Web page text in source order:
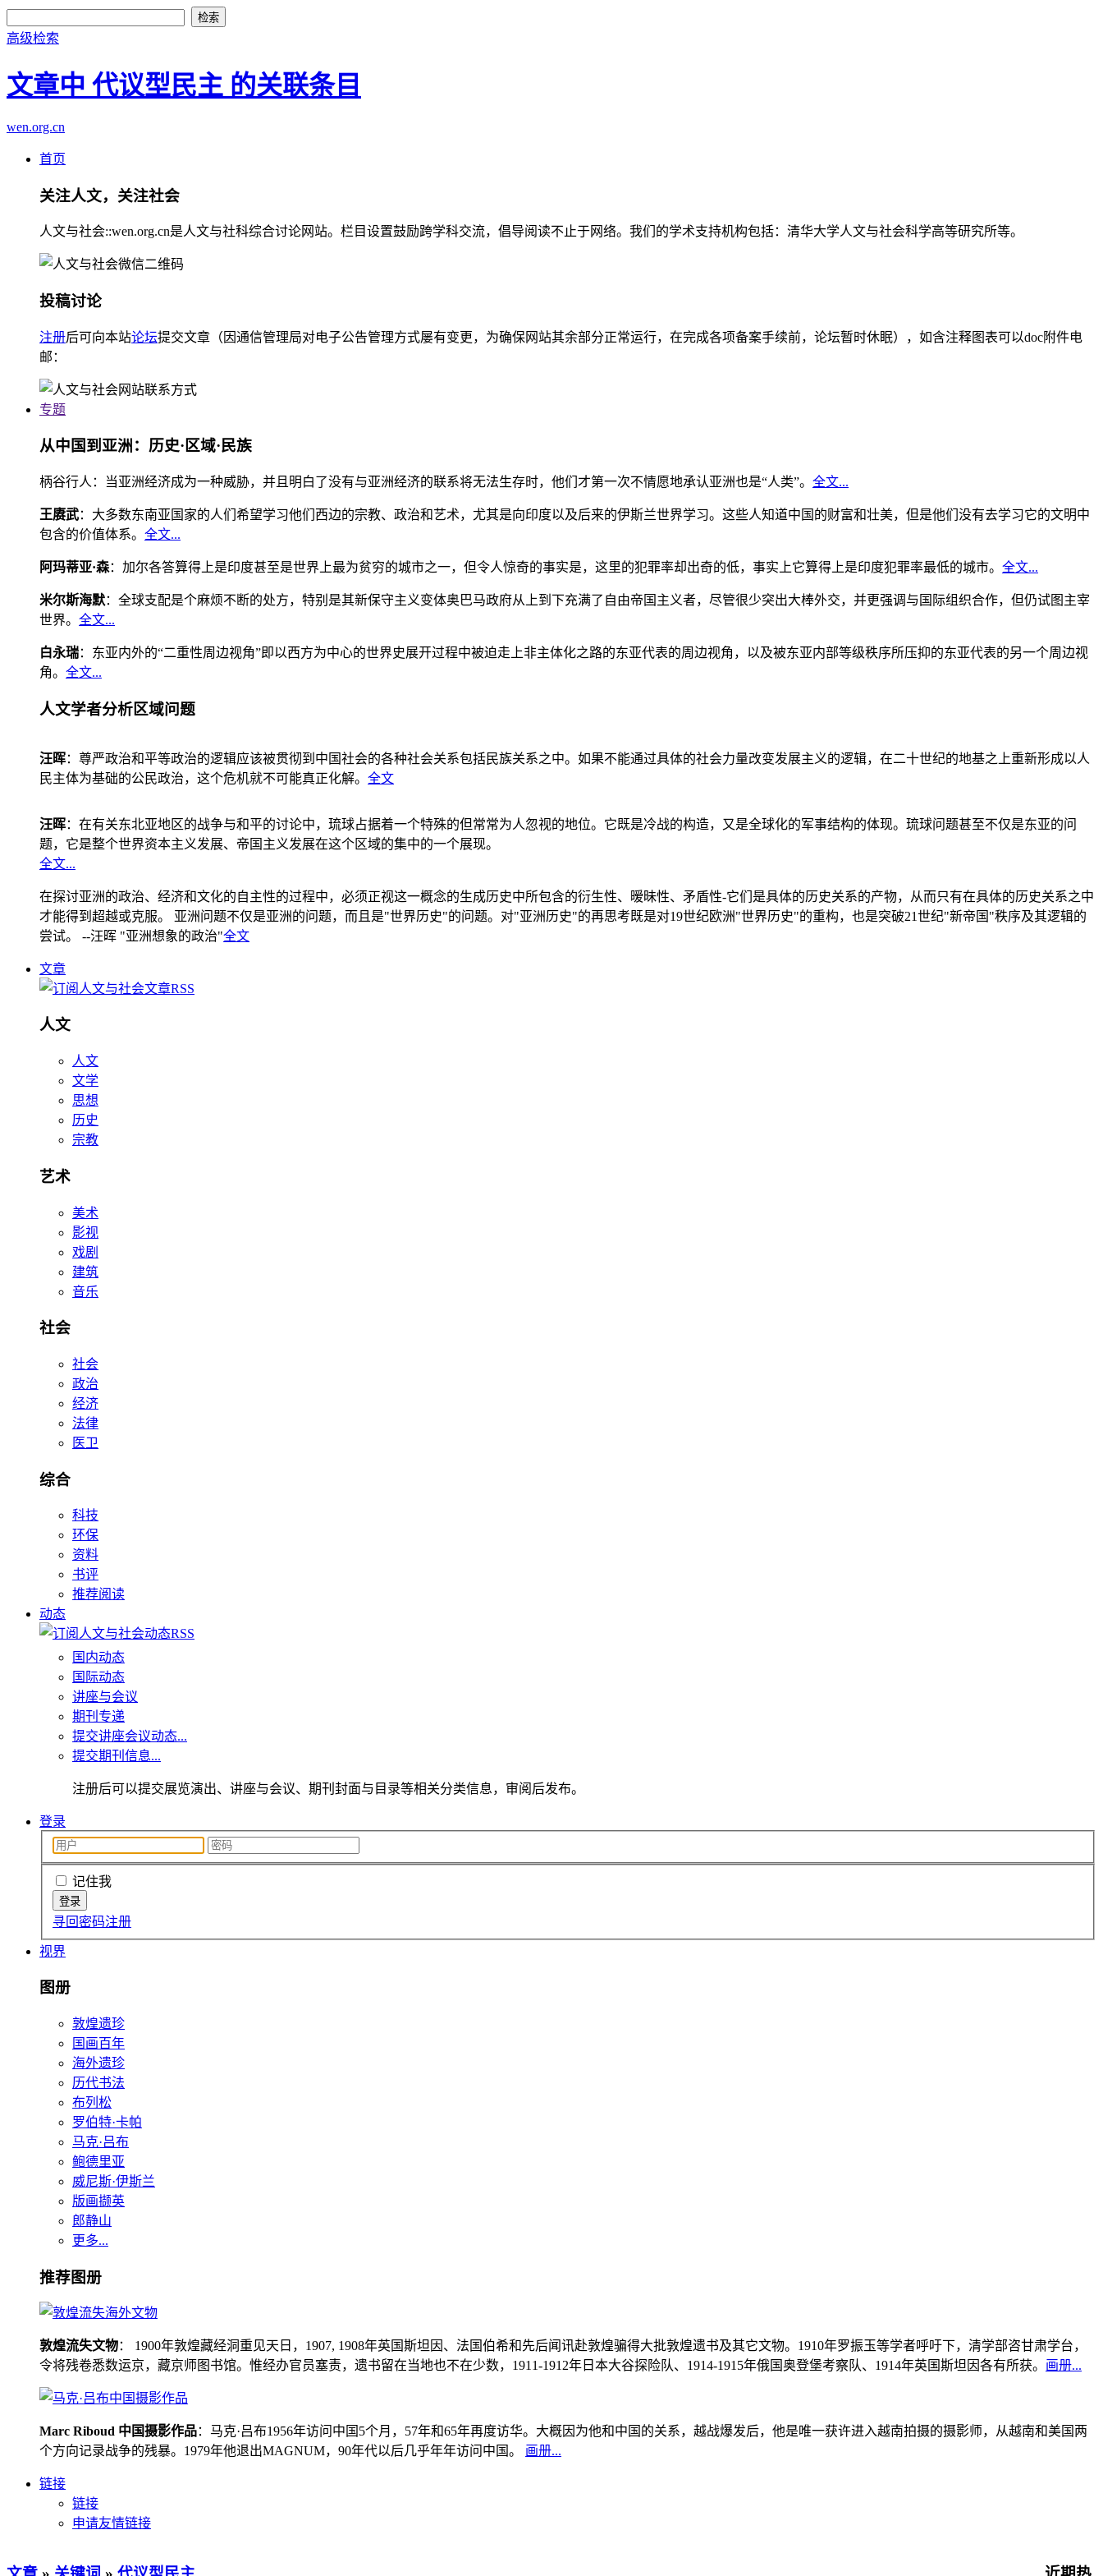
高级检索
文章中 代议型民主 的关联条目
wen.org.cn
首页
关注人文，关注社会
人文与社会::wen.org.cn是人文与社科综合讨论网站。栏目设置鼓励跨学科交流，倡导阅读不止于网络。我们的学术支持机构包括：清华大学人文与社会科学高等研究所等。
投稿讨论
注册后可向本站论坛提交文章（因通信管理局对电子公告管理方式屡有变更，为确保网站其余部分正常运行，在完成各项备案手续前，论坛暂时休眠），如含注释图表可以doc附件电
邮：
专题
从中国到亚洲：历史·区域·民族
柄谷行人：当亚洲经济成为一种威胁，并且明白了没有与亚洲经济的联系将无法生存时，他们才第一次不情愿地承认亚洲也是“人类”。 全文...
王赓武：大多数东南亚国家的人们希望学习他们西边的宗教、政治和艺术，尤其是向印度以及后来的伊斯兰世界学习。这些人知道中国的财富和壮美，但是他们没有去学习它的文明中
包含的价值体系。 全文...
阿玛蒂亚·森：加尔各答算得上是印度甚至是世界上最为贫穷的城市之一，但令人惊奇的事实是，这里的犯罪率却出奇的低，事实上它算得上是印度犯罪率最低的城市。 全文...
米尔斯海默：全球支配是个麻烦不断的处方，特别是其新保守主义变体奥巴马政府从上到下充满了自由帝国主义者，尽管很少突出大棒外交，并更强调与国际组织合作，但仍试图主宰
世界。 全文...
白永瑞：东亚内外的“二重性周边视角”即以西方为中心的世界史展开过程中被迫走上非主体化之路的东亚代表的周边视角，以及被东亚内部等级秩序所压抑的东亚代表的另一个周边视
角。 全文...
人文学者分析区域问题
汪晖：尊严政治和平等政治的逻辑应该被贯彻到中国社会的各种社会关系包括民族关系之中。如果不能通过具体的社会力量改变发展主义的逻辑，在二十世纪的地基之上重新形成以人
民主体为基础的公民政治，这个危机就不可能真正化解。 全文
汪晖：在有关东北亚地区的战争与和平的讨论中，琉球占据着一个特殊的但常常为人忽视的地位。它既是冷战的构造，又是全球化的军事结构的体现。琉球问题甚至不仅是东亚的问
题，它是整个世界资本主义发展、帝国主义发展在这个区域的集中的一个展现。
全文...
在探讨亚洲的政治、经济和文化的自主性的过程中，必须正视这一概念的生成历史中所包含的衍生性、暧昧性、矛盾性-它们是具体的历史关系的产物，从而只有在具体的历史关系之中
才能得到超越或克服。 亚洲问题不仅是亚洲的问题，而且是"世界历史"的问题。对"亚洲历史"的再思考既是对19世纪欧洲"世界历史"的重构，也是突破21世纪"新帝国"秩序及其逻辑的
尝试。 --汪晖 "亚洲想象的政治"全文
文章
人文
人文
文学
思想
历史
宗教
艺术
美术
影视
戏剧
建筑
音乐
社会
社会
政治
经济
法律
医卫
综合
科技
环保
资料
书评
推荐阅读
动态
国内动态
国际动态
讲座与会议
期刊专递
提交讲座会议动态...
提交期刊信息...
注册后可以提交展览演出、讲座与会议、期刊封面与目录等相关分类信息，审阅后发布。
登录
记住我
寻回密码注册
视界
图册
敦煌遗珍
国画百年
海外遗珍
历代书法
布列松
罗伯特·卡帕
马克·吕布
鲍德里亚
威尼斯·伊斯兰
版画撷英
郎静山
更多...
推荐图册
敦煌流失文物： 1900年敦煌藏经洞重见天日，1907, 1908年英国斯坦因、法国伯希和先后闻讯赴敦煌骗得大批敦煌遗书及其它文物。1910年罗振玉等学者呼吁下，清学部咨甘肃学台，
令将残卷悉数运京，藏京师图书馆。惟经办官员塞责，遗书留在当地也不在少数，1911-1912年日本大谷探险队、1914-1915年俄国奥登堡考察队、1914年英国斯坦因各有所获。 画册...
Marc Riboud 中国摄影作品：马克·吕布1956年访问中国5个月，57年和65年再度访华。大概因为他和中国的关系，越战爆发后，他是唯一获许进入越南拍摄的摄影师，从越南和美国两
个方向记录战争的残暴。1979年他退出MAGNUM，90年代以后几乎年年访问中国。 画册...
链接
链接
申请友情链接